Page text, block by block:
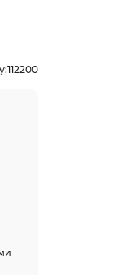
112200